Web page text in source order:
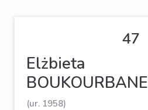
47
Elżbieta
BOUKOURBANE
(ur. 1958)